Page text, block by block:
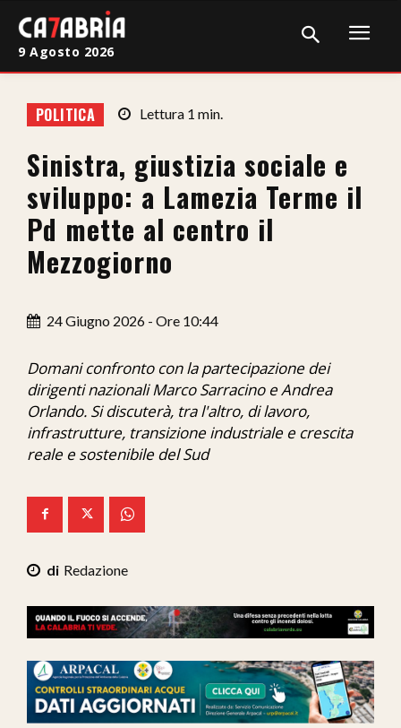
Cronaca
Giudiziaria
Politica
Sport
Sanità
Economia
Ita-Mondo
C7 Play
We Calabria
Mix Zone
9 Agosto 2026
POLITICA Lettura 1 min.
Sinistra, giustizia sociale e
sviluppo: a Lamezia Terme il
Pd mette al centro il
Mezzogiorno
24 Giugno 2026 - Ore 10:44
Domani confronto con la partecipazione dei
dirigenti nazionali Marco Sarracino e Andrea
Orlando. Si discuterà, tra l'altro, di lavoro,
infrastrutture, transizione industriale e crescita
reale e sostenibile del Sud
Redazione